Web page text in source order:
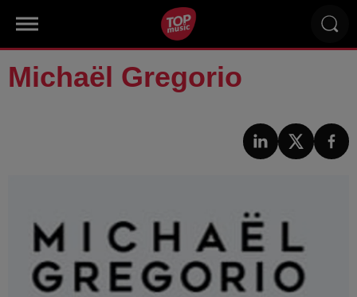
Michaël Gregorio